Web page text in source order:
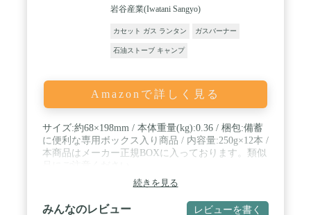
岩谷産業(Iwatani Sangyo)
カセット ガス ランタン ガスバーナー
石油ストーブ キャンプ
Amazonで詳しく見る
サイズ:約68×198mm / 本体重量(kg):0.36 / 梱包:備蓄
に便利な専用ボックス入り商品 / 内容量:250g×12本 /
本商品はメーカー正規BOXに入っております。類似
続きを見る
みんなのレビュー レビューを書く